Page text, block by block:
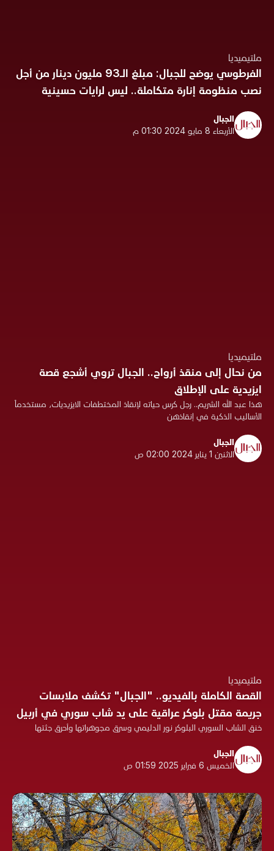
ملتيميديا
الفرطوسي يوضح للجبال: مبلغ الـ93 مليون دينار من أجل
نصب منظومة إنارة متكاملة.. ليس لرايات حسينية
الجبال
الأربعاء 8 مايو 2024 01:30 م
ملتيميديا
من نحال إلى منقذ أرواح.. الجبال تروي أشجع قصة
ايزيدية على الإطلاق
هذا عبد الله الشريم.. رجل كرس حياته لإنقاذ المختطفات الايزيديات، مستخدماً
الأساليب الذكية في إنقاذهن
الجبال
الاثنين 1 يناير 2024 02:00 ص
ملتيميديا
القصة الكاملة بالفيديو.. "الجبال" تكشف ملابسات
جريمة مقتل بلوكر عراقية على يد شاب سوري في أربيل
خنق الشاب السوري البلوكر نور الدليمي وسرق مجوهراتها وأحرق جثتها
الجبال
الخميس 6 فبراير 2025 01:59 ص